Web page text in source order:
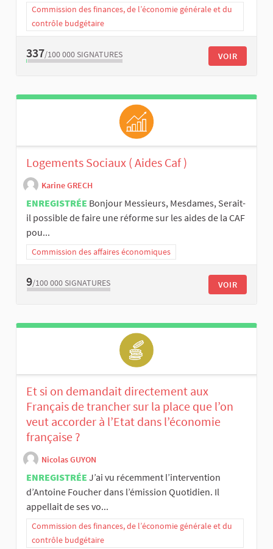
Commission des finances, de l’économie générale et du
contrôle budgétaire
337/100 000 SIGNATURES VOIR
Logements Sociaux ( Aides Caf )
Karine GRECH
ENREGISTRÉE Bonjour Messieurs, Mesdames, Serait-
il possible de faire une réforme sur les aides de la CAF
pou...
Commission des affaires économiques
9/100 000 SIGNATURES VOIR
Et si on demandait directement aux
Français de trancher sur la place que l’on
veut accorder à l’Etat dans l’économie
française ?
Nicolas GUYON
ENREGISTRÉE J’ai vu récemment l’intervention
d’Antoine Foucher dans l’émission Quotidien. Il
appellait de ses vo...
Commission des finances, de l’économie générale et du
contrôle budgétaire